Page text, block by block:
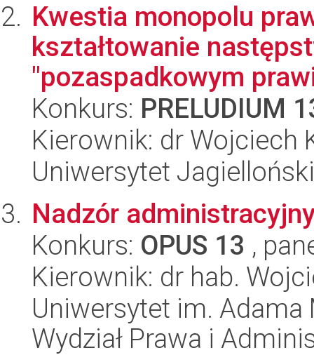
Kwestia monopolu
kształtowanie
"pozaspadkowym
Konkurs: PRELUDIUM
Kierownik: dr Wojciech
Uniwersytet
Nadzór
Konkurs: OPUS 13 ,
Kierownik: dr hab.
Uniwersytet im.
Wydział Prawa i